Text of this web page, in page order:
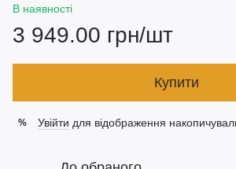
В наявності
3 949.00 грн/шт
Купити
% Увійти для відображення